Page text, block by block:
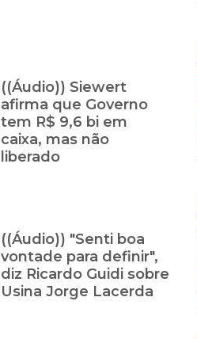
((Áudio)) Siewert
afirma que Governo
tem R$ 9,6 bi em
caixa, mas não
liberado
((Áudio)) "Senti boa
vontade para definir",
diz Ricardo Guidi sobre
Usina Jorge Lacerda